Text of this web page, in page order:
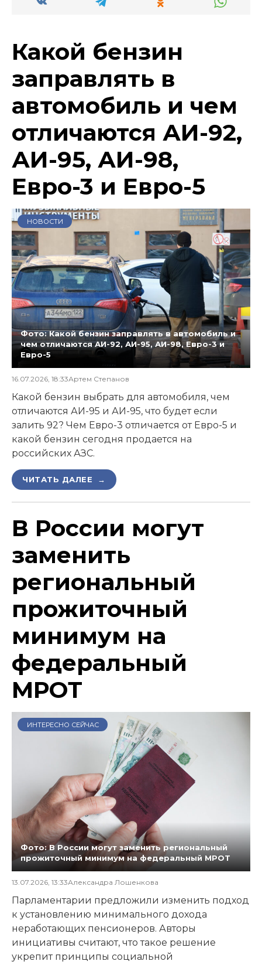
Какой бензин
заправлять в
автомобиль и чем
отличаются АИ-92,
АИ-95, АИ-98,
Евро-3 и Евро-5
НОВОСТИ
Фото: Какой бензин заправлять в автомобиль и
чем отличаются АИ-92, АИ-95, АИ-98, Евро-3 и
Евро-5
16.07.2026, 18:33Артем Степанов
Какой бензин выбрать для автомобиля, чем
отличаются АИ-95 и АИ-95, что будет если
залить 92? Чем Евро-3 отличается от Евро-5 и
какой бензин сегодня продается на
российских АЗС.
ЧИТАТЬ ДАЛЕЕ →
В России могут
заменить
региональный
прожиточный
минимум на
федеральный
МРОТ
ИНТЕРЕСНО СЕЙЧАС
Фото: В России могут заменить региональный
прожиточный минимум на федеральный МРОТ
13.07.2026, 13:33Александра Лошенкова
Парламентарии предложили изменить подход
к установлению минимального дохода
неработающих пенсионеров. Авторы
инициативы считают, что такое решение
укрепит принципы социальной